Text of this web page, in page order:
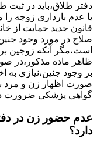
دفتر طلاق،باید در ثبت
قانون جدید حمایت از
صلاح در مورد وجود
است،مگر آنکه زوجین بر
ظاهر ماده مذکور،در
بر وجود جنین،نیازی به
صورت اظهار زن و مرد
گواهی پزشکی ضرورت
عدم حضور زن در
دارد؟